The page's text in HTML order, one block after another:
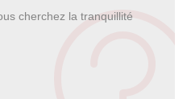
cherchez la tranquillité